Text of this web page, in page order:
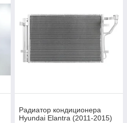
Радиатор кондиционера
Hyundai Elantra (2011-2015)